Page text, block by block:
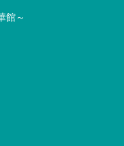
館～